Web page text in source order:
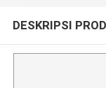
DESKRIPSI